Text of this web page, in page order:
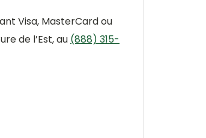
Visa, MasterCard ou
de l’Est, au (888) 315-